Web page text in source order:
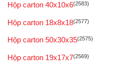
Hộp carton 40x10x6(2583)
Hộp carton 18x8x18(2577)
Hộp carton 50x30x35(2575)
Hộp carton 19x17x7(2569)